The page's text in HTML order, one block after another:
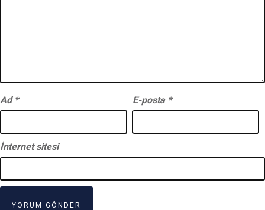
Ad * E-posta *
İnternet sitesi